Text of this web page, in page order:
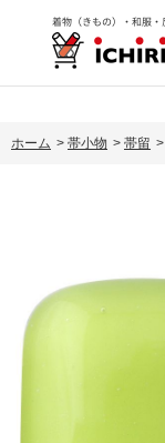
ホーム > 帯小物 > 帯留 >